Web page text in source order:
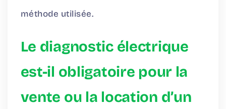
méthode utilisée.
Le diagnostic électrique
est-il obligatoire pour la
vente ou la location d’un